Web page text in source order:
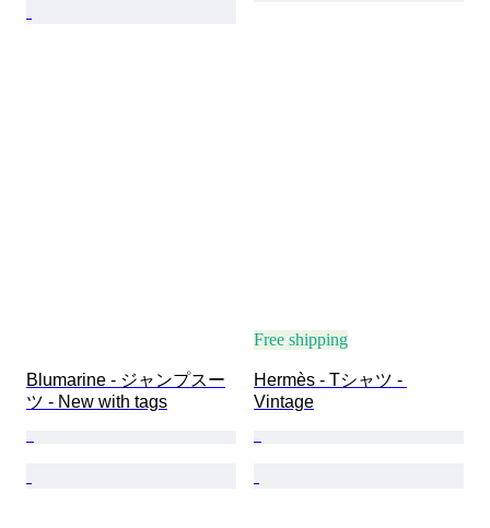
Blumarine - ジャンプスー
ツ - New with tags
Free shipping
Hermès - Tシャツ -
Vintage